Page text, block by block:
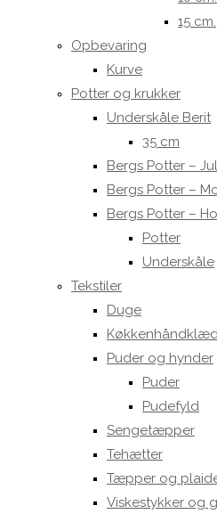
15 cm.
Opbevaring
Kurve
Potter og krukker
Underskåle Berit
35 cm
Bergs Potter –
Bergs Potter –
Bergs Potter –
Potter
Underskåle
Tekstiler
Duge
Puder og hynder
Puder
Pudefyld
Sengetæpper
Tehætter
Tæpper og
Viskestykker og